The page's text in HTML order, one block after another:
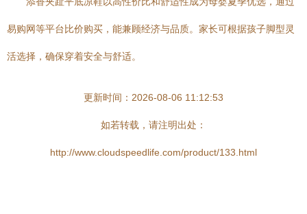
易购网等平台比价购买，能兼顾经济与品质。家长可根据孩子脚型灵
活选择，确保穿着安全与舒适。
更新时间：2026-08-06 11:12:53
如若转载，请注明出处：
http://www.cloudspeedlife.com/product/133.html